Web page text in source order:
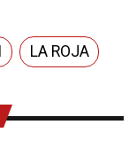
LA ROJA